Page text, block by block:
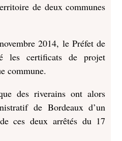
de deux communes
2014, le Préfet de
les certificats de projet
commune.
des riverains ont alors
de Bordeaux d’un
ces deux arrêtés du 17